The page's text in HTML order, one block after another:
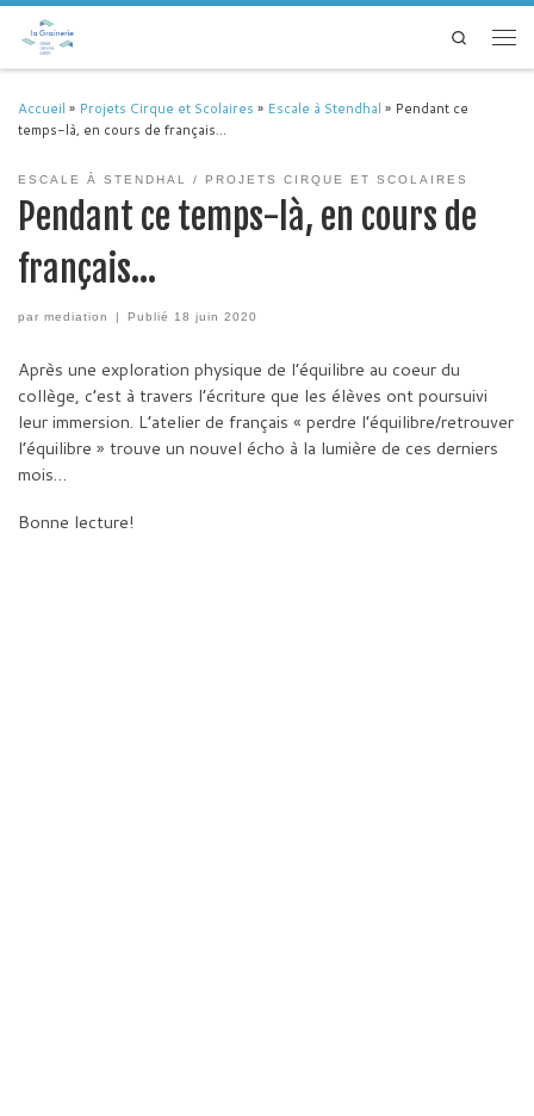
Passer au contenu
Search
Accueil » Projets Cirque et Scolaires » Escale à Stendhal » Pendant ce
temps-là, en cours de français…
ESCALE À STENDHAL PROJETS CIRQUE ET SCOLAIRES
Pendant ce temps-là, en cours de
français…
par mediation Publié18 juin 2020
Après une exploration physique de l’équilibre au coeur du
collège, c’est à travers l’écriture que les élèves ont poursuivi
leur immersion. L’atelier de français « perdre l’équilibre/retrouver
l’équilibre » trouve un nouvel écho à la lumière de ces derniers
mois…
Bonne lecture!